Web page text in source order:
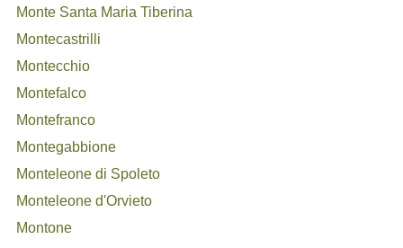
Monte Santa Maria Tiberina
Montecastrilli
Montecchio
Montefalco
Montefranco
Montegabbione
Monteleone di Spoleto
Monteleone d'Orvieto
Montone